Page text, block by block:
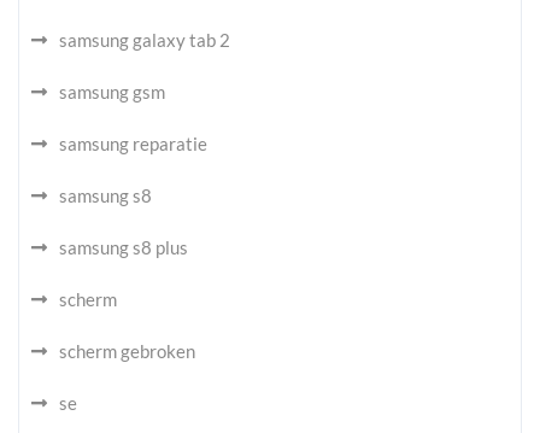
samsung galaxy tab 2
samsung gsm
samsung reparatie
samsung s8
samsung s8 plus
scherm
scherm gebroken
se